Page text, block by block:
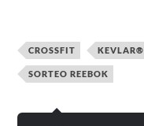
CROSSFIT KEVLAR®
SORTEO REEBOK